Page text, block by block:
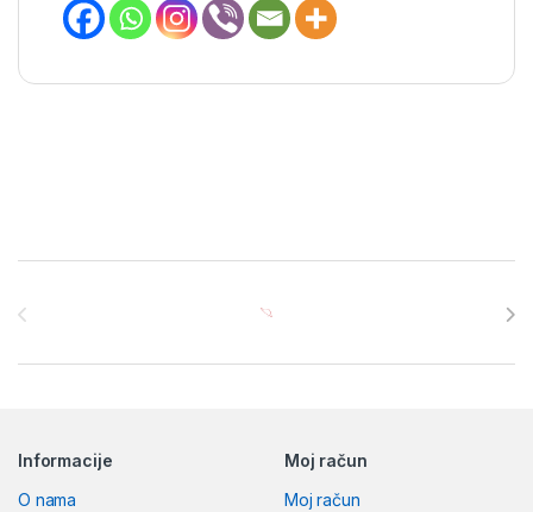
Informacije
O nama
Moj račun
Moj račun